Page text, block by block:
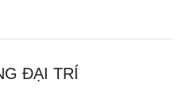
ĐẠI TRÍ